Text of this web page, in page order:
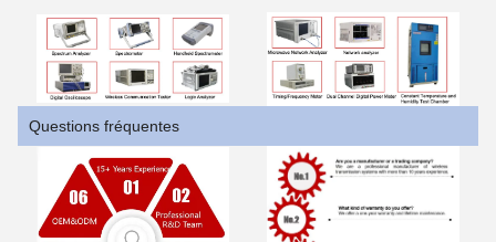
Questions fréquentes